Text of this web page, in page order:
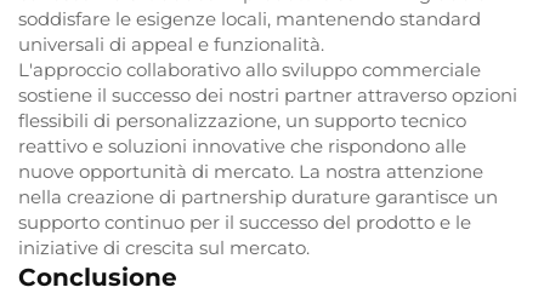
soddisfare le esigenze locali, mantenendo standard
universali di appeal e funzionalità.
L'approccio collaborativo allo sviluppo commerciale
sostiene il successo dei nostri partner attraverso opzioni
flessibili di personalizzazione, un supporto tecnico
reattivo e soluzioni innovative che rispondono alle
nuove opportunità di mercato. La nostra attenzione
nella creazione di partnership durature garantisce un
supporto continuo per il successo del prodotto e le
iniziative di crescita sul mercato.
Conclusione